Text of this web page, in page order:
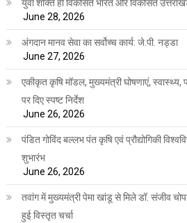
युवा शक्ति ही विकसित भारत और विकसित
June 28, 2026
अंगदान मानव सेवा का सर्वोच्च कार्य: जे.पी. नड्डा
June 27, 2026
एकीकृत कृषि मॉडल, मुख्यमंत्री घोषणाएं, स्वास्थ्य,
पर दिए स्पष्ट निर्देश
June 26, 2026
पंडित गोविंद बल्लभ पंत कृषि एवं प्रौद्योगिकी
शुभारंभ
June 26, 2026
तवांग में मुख्यमंत्री पेमा खांडू से मिले डॉ. संजीव
हुई विस्तृत चर्चा